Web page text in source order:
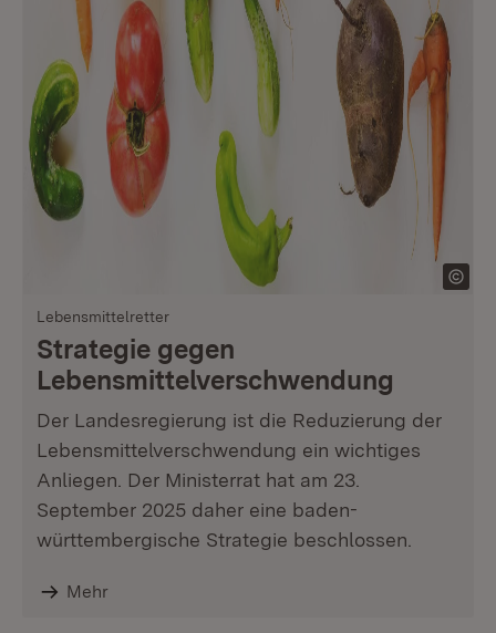
Lebensmittelretter
Strategie gegen
Lebensmittelverschwendung
Der Landesregierung ist die Reduzierung der
Lebensmittelverschwendung ein wichtiges
Anliegen. Der Ministerrat hat am 23.
September 2025 daher eine baden-
württembergische Strategie beschlossen.
Mehr